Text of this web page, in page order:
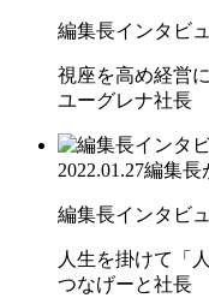
編集長インタビ
視座を高め経営
ユーグレナ社長
2022.01.27編集長
編集長インタビ
人生を掛けて「
つなげーと社長